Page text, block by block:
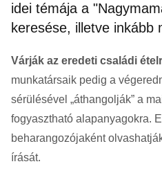
idei témája a
keresése, illetve inkább
Várják az eredeti családi
munkatársaik pedig a
sérülésével „áthangolják” a
fogyasztható alapanyagokra.
beharangozójaként
írását.